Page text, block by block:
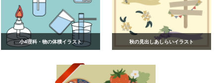
小4理科・物の体積イラスト 秋の見出しあしらいイラスト